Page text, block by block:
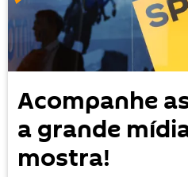
Acompanhe
a grande
mostra!